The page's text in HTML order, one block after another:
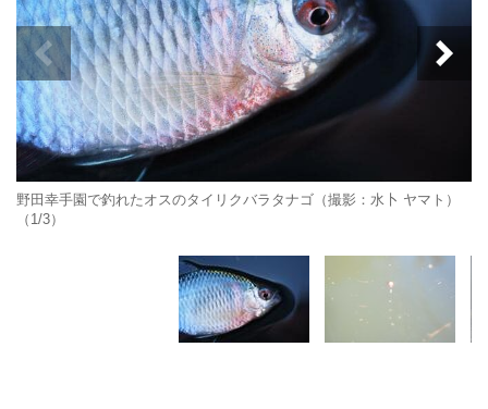
野田幸手園で釣れたオスのタイリクバラタナゴ（撮影：水卜 ヤマト）
（1/3）